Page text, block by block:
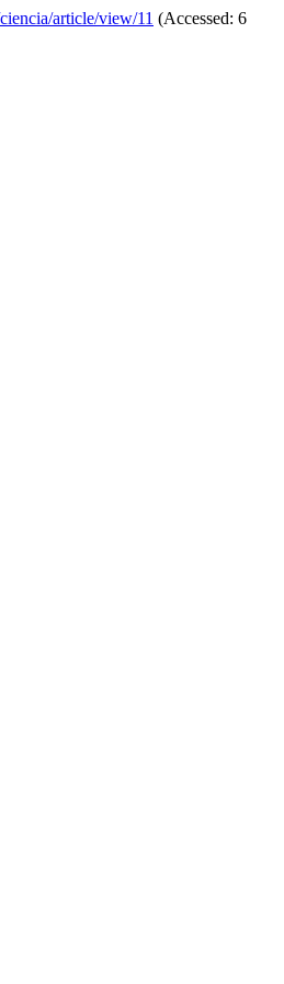
article/view/11 (Accessed: 6